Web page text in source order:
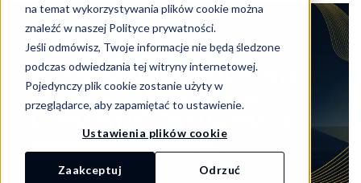
na temat wykorzystywania plików cookie można
znaleźć w naszej Polityce prywatności.
Jeśli odmówisz, Twoje informacje nie będą śledzone
podczas odwiedzania tej witryny internetowej.
Pojedynczy plik cookie zostanie użyty w
przeglądarce, aby zapamiętać to ustawienie.
Ustawienia plików cookie
Zaakceptuj Odrzuć